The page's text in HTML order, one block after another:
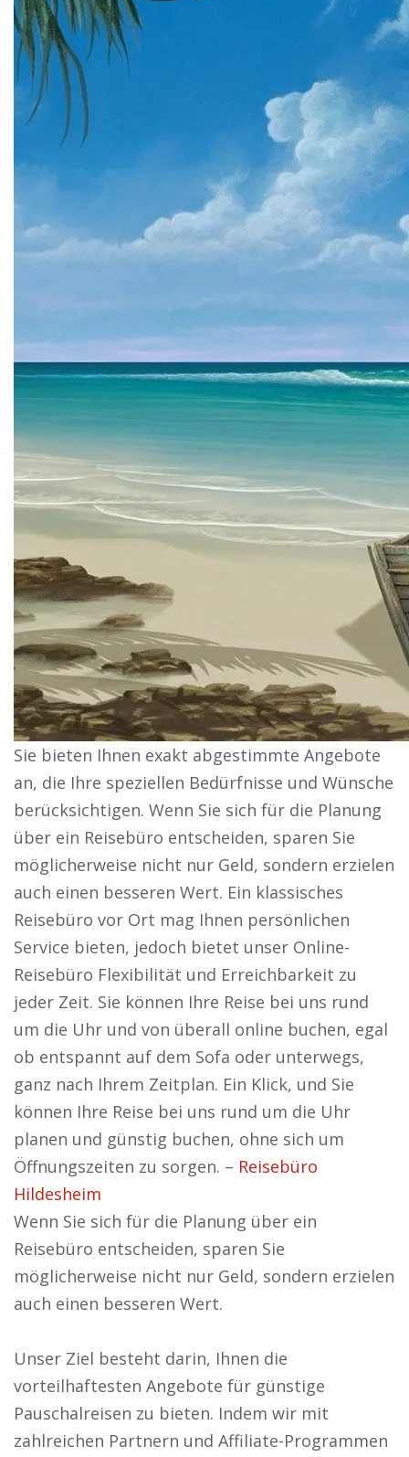
Sie bieten Ihnen exakt abgestimmte Angebote
an, die Ihre speziellen Bedürfnisse und Wünsche
berücksichtigen. Wenn Sie sich für die Planung
über ein Reisebüro entscheiden, sparen Sie
möglicherweise nicht nur Geld, sondern erzielen
auch einen besseren Wert. Ein klassisches
Reisebüro vor Ort mag Ihnen persönlichen
Service bieten, jedoch bietet unser Online-
Reisebüro Flexibilität und Erreichbarkeit zu
jeder Zeit. Sie können Ihre Reise bei uns rund
um die Uhr und von überall online buchen, egal
ob entspannt auf dem Sofa oder unterwegs,
ganz nach Ihrem Zeitplan. Ein Klick, und Sie
können Ihre Reise bei uns rund um die Uhr
planen und günstig buchen, ohne sich um
Öffnungszeiten zu sorgen. – Reisebüro
Hildesheim
Wenn Sie sich für die Planung über ein
Reisebüro entscheiden, sparen Sie
möglicherweise nicht nur Geld, sondern erzielen
auch einen besseren Wert.
Unser Ziel besteht darin, Ihnen die
vorteilhaftesten Angebote für günstige
Pauschalreisen zu bieten. Indem wir mit
zahlreichen Partnern und Affiliate-Programmen